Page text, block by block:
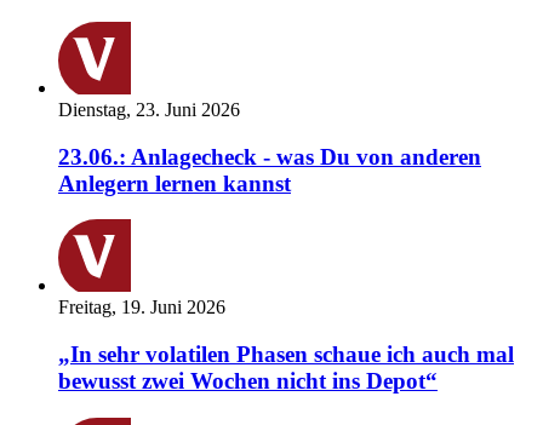
Dienstag, 23. Juni 2026
23.06.: Anlagecheck - was Du von anderen
Anlegern lernen kannst
Freitag, 19. Juni 2026
„In sehr volatilen Phasen schaue ich auch mal
bewusst zwei Wochen nicht ins Depot“